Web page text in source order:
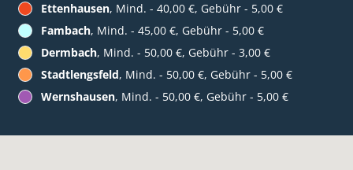
Ettenhausen, Mind. - 40,00 €, Gebühr - 5,00 €
Fambach, Mind. - 45,00 €, Gebühr - 5,00 €
Dermbach, Mind. - 50,00 €, Gebühr - 3,00 €
Stadtlengsfeld, Mind. - 50,00 €, Gebühr - 5,00 €
Wernshausen, Mind. - 50,00 €, Gebühr - 5,00 €